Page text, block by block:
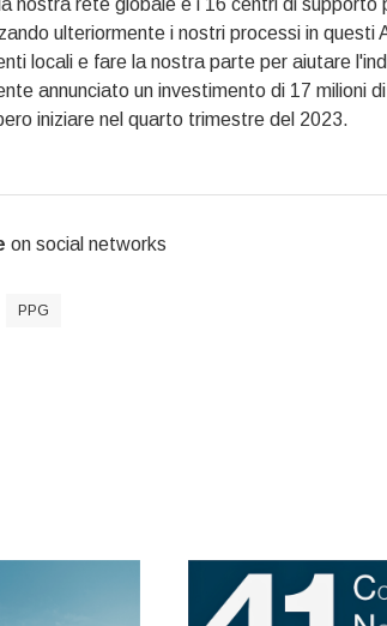
nostra rete globale e i 16 centri di supporto
ulteriormente i nostri processi in
locali e fare la nostra parte per aiutare
annunciato un investimento di 17 milioni
iniziare nel quarto trimestre del 2023.
on social networks
PPG